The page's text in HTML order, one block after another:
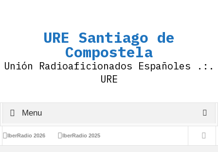
URE Santiago de
Compostela
Unión Radioaficionados Españoles .:.
URE
Menu
IberRadio 2026 IberRadio 2025